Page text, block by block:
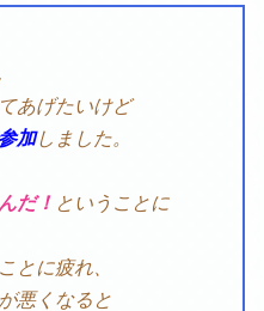
あげたいけど
加しました。
だ！ ということに
とに疲れ、
悪くなると